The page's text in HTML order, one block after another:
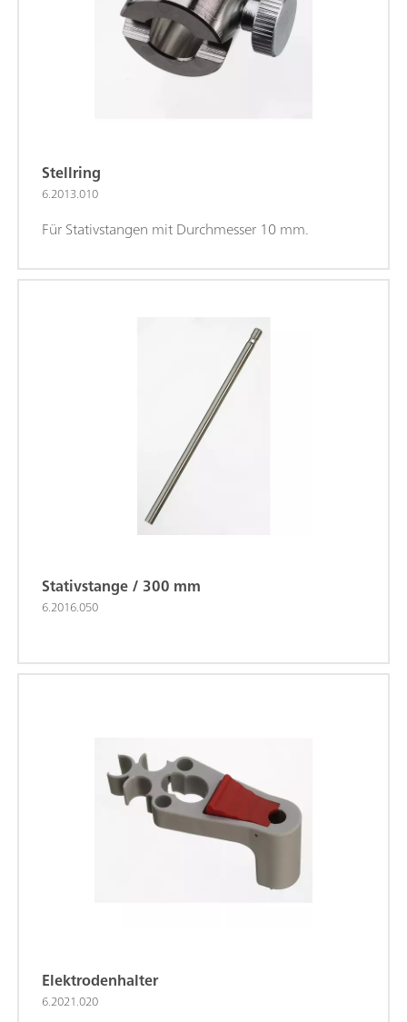
Stellring
6.2013.010
Für Stativstangen mit Durchmesser 10 mm.
Stativstange / 300 mm
6.2016.050
Elektrodenhalter
6.2021.020